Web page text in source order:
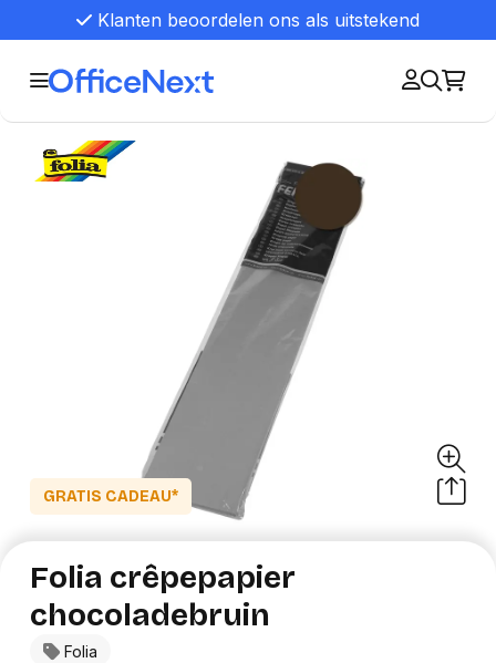
Klanten beoordelen ons als uitstekend
GRATIS CADEAU*
Folia
Folia crêpepapier
chocoladebruin